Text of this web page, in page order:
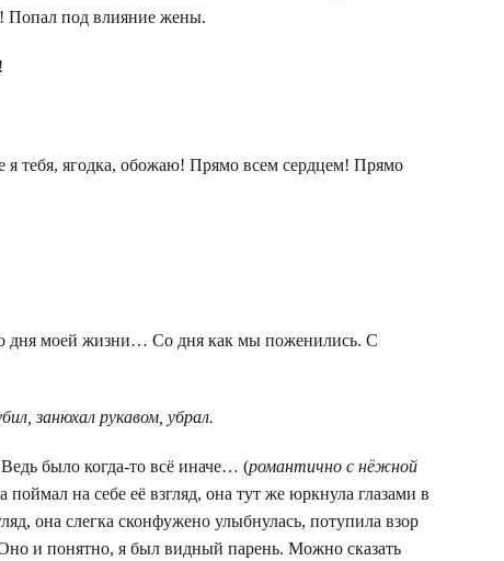
Попал под влияние жены.
я тебя, ягодка, обожаю! Прямо всем сердцем! Прямо
дня моей жизни… Со дня как мы поженились. С
занюхал рукавом, убрал.
было когда-то всё иначе… (романтично с нёжной
на себе её взгляд, она тут же юркнула глазами в
она слегка сконфужено улыбнулась, потупила взор
и понятно, я был видный парень. Можно сказать